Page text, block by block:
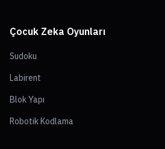
Çocuk Zeka Oyunları
Sudoku
Labirent
Blok Yapı
Robotik Kodlama